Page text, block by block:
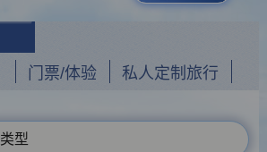
门票/体验 私人定制旅行
型